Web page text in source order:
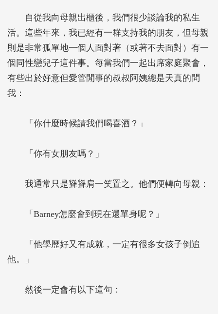
自從我向母親出櫃後，我們很少談論我的私生
活。這些年來，我已經有一群支持我的朋友，但母親
則是非常孤單地一個人面對著（或著不去面對）有一
個同性戀兒子這件事。每當我們一起出席家庭聚會，
有些出於好意但愛管閒事的叔叔阿姨總是天真的問
我：
「你什麼時候請我們喝喜酒？」
「你有女朋友嗎？」
我通常只是聳聳肩一笑置之。他們便轉向母親：
「Barney怎麼會到現在還單身呢？」
「他學歷好又有成就，一定有很多女孩子倒追
他。」
然後一定會有以下這句：